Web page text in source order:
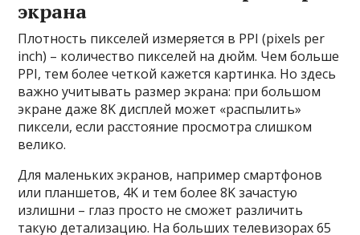
экрана
Плотность пикселей измеряется в PPI (pixels per
inch) – количество пикселей на дюйм. Чем больше
PPI, тем более четкой кажется картинка. Но здесь
важно учитывать размер экрана: при большом
экране даже 8K дисплей может «распылить»
пиксели, если расстояние просмотра слишком
велико.
Для маленьких экранов, например смартфонов
или планшетов, 4K и тем более 8K зачастую
излишни – глаз просто не сможет различить
такую детализацию. На больших телевизорах 65